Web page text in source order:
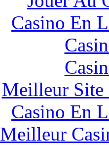
Casino En
Meilleur Site
Casino En
Meilleur